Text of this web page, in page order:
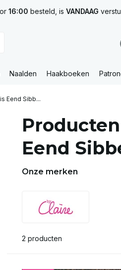
16:00 besteld, is VANDAAG
Naalden Haakboeken
Eend Sibb...
Eend
Onze merken
2 producten